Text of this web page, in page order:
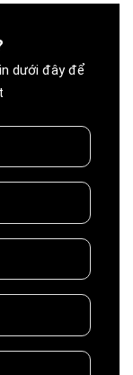
dưới đây để